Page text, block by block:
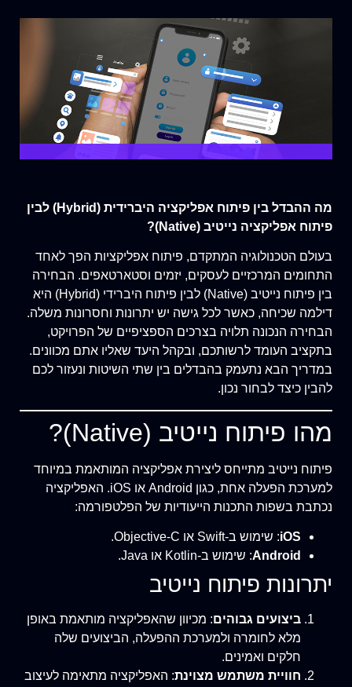
מה ההבדל בין פיתוח אפליקציה היברידית (Hybrid) לבין
פיתוח אפליקציה נייטיב (Native)?
בעולם הטכנולוגיה המתקדם, פיתוח אפליקציות הפך לאחד
התחומים המרכזיים לעסקים, יזמים וסטארטאפים. הבחירה
בין פיתוח נייטיב (Native) לבין פיתוח היברידי (Hybrid) היא
דילמה שכיחה, כאשר לכל גישה יש יתרונות וחסרונות משלה.
הבחירה הנכונה תלויה בצרכים הספציפיים של הפרויקט,
בתקציב העומד לרשותכם, ובקהל היעד שאליו אתם מכוונים.
במדריך הבא נתעמק בהבדלים בין שתי השיטות ונעזור לכם
להבין כיצד לבחור נכון.
מהו פיתוח נייטיב (Native)?
פיתוח נייטיב מתייחס ליצירת אפליקציה המותאמת במיוחד
למערכת הפעלה אחת, כגון Android או iOS. האפליקציה
נכתבת בשפות התכנות הייעודיות של הפלטפורמה:
iOS: שימוש ב-Swift או Objective-C.
Android: שימוש ב-Kotlin או Java.
יתרונות פיתוח נייטיב
ביצועים גבוהים: מכיוון שהאפליקציה מותאמת באופן
מלא לחומרה ולמערכת ההפעלה, הביצועים שלה
חלקים ואמינים.
חוויית משתמש מצוינת: האפליקציה מתאימה לעיצוב